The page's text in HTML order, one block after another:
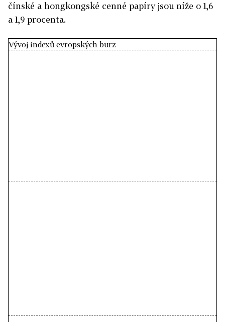
čínské a hongkongské cenné papíry jsou níže o 1,6
a 1,9 procenta.
Vývoj indexů evropských burz